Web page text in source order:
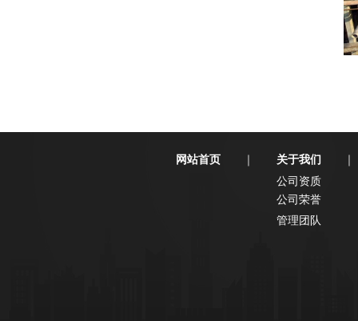
网站首页 关于我们
公司资质
公司荣誉
管理团队